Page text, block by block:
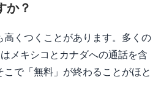
か？
高くつくことがあります。多くの
メキシコとカナダへの通話を含
で「無料」が終わることがほと